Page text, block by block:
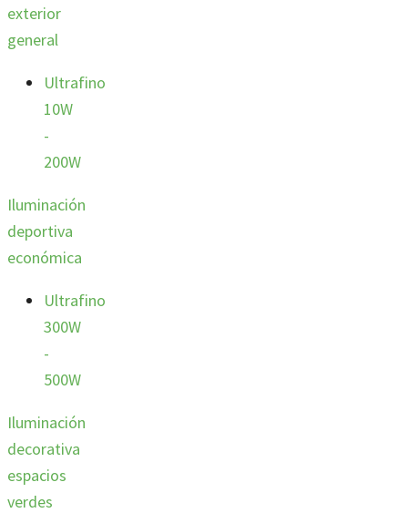
exterior
general
Ultrafino
10W
-
200W
Iluminación
deportiva
económica
Ultrafino
300W
-
500W
Iluminación
decorativa
espacios
verdes